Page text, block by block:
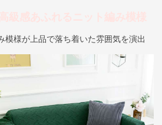
模様が上品で落ち着いた雰囲気を演出